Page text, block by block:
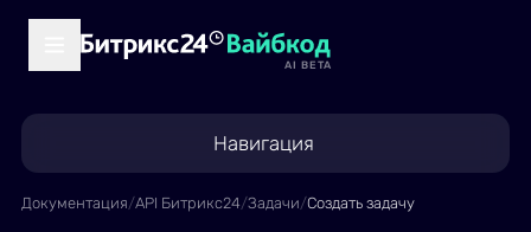
AI BETA
Навигация
Документация/API Битрикс24/Задачи/Создать задачу